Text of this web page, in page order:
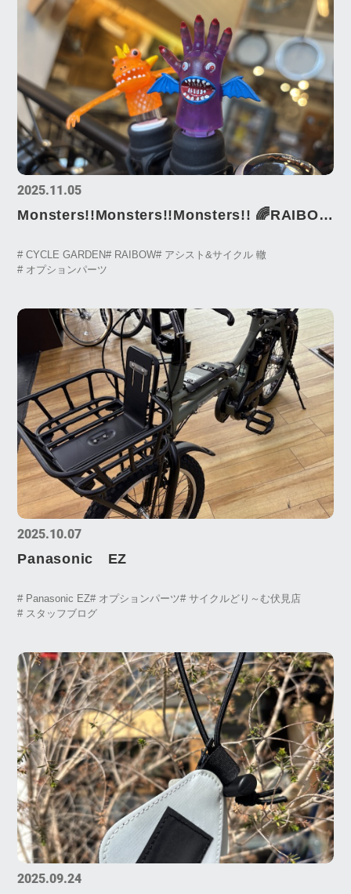
2025.11.05
Monsters!!Monsters!!Monsters!! 🌈RAIBOW
# CYCLE GARDEN# RAIBOW# アシスト&サイクル 轍
# オプションパーツ
2025.10.07
Panasonic EZ
# Panasonic EZ# オプションパーツ# サイクルどり～む伏見店
# スタッフブログ
2025.09.24